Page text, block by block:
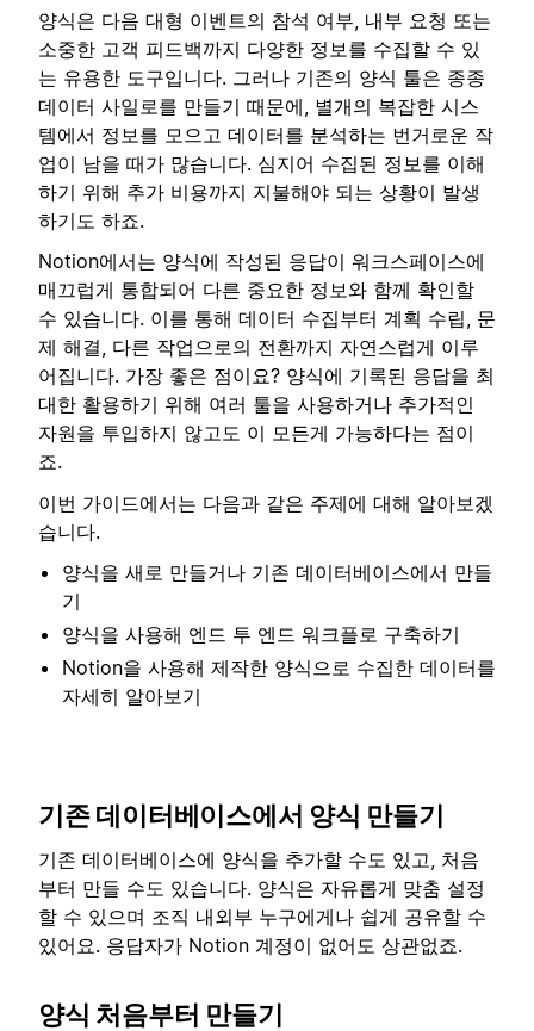
양식은 다음 대형 이벤트의 참석 여부, 내부 요청 또는
소중한 고객 피드백까지 다양한 정보를 수집할 수 있
는 유용한 도구입니다. 그러나 기존의 양식 툴은 종종
데이터 사일로를 만들기 때문에, 별개의 복잡한 시스
템에서 정보를 모으고 데이터를 분석하는 번거로운 작
업이 남을 때가 많습니다. 심지어 수집된 정보를 이해
하기 위해 추가 비용까지 지불해야 되는 상황이 발생
하기도 하죠.
Notion에서는 양식에 작성된 응답이 워크스페이스에
매끄럽게 통합되어 다른 중요한 정보와 함께 확인할
수 있습니다. 이를 통해 데이터 수집부터 계획 수립, 문
제 해결, 다른 작업으로의 전환까지 자연스럽게 이루
어집니다. 가장 좋은 점이요? 양식에 기록된 응답을 최
대한 활용하기 위해 여러 툴을 사용하거나 추가적인
자원을 투입하지 않고도 이 모든게 가능하다는 점이
죠.
이번 가이드에서는 다음과 같은 주제에 대해 알아보겠
습니다.
양식을 새로 만들거나 기존 데이터베이스에서 만들
기
양식을 사용해 엔드 투 엔드 워크플로 구축하기
Notion을 사용해 제작한 양식으로 수집한 데이터를
자세히 알아보기
기존 데이터베이스에서 양식 만들기
기존 데이터베이스에 양식을 추가할 수도 있고, 처음
부터 만들 수도 있습니다. 양식은 자유롭게 맞춤 설정
할 수 있으며 조직 내외부 누구에게나 쉽게 공유할 수
있어요. 응답자가 Notion 계정이 없어도 상관없죠.
양식 처음부터 만들기